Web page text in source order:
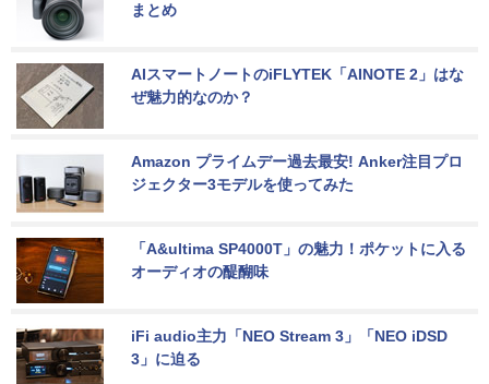
まとめ
AIスマートノートのiFLYTEK「AINOTE 2」はな
ぜ魅力的なのか？
Amazon プライムデー過去最安! Anker注目プロ
ジェクター3モデルを使ってみた
「A&ultima SP4000T」の魅力！ポケットに入る
オーディオの醍醐味
iFi audio主力「NEO Stream 3」「NEO iDSD
3」に迫る